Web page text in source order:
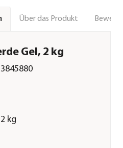
Über das Produkt
Gel, 2 kg
3845880
2 kg